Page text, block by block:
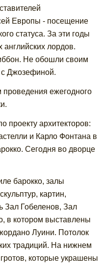
Европы - посещение
статуса. За эти годы
английских лордов.
Не обошли своим
Джозефиной.
ежегодного
проекту архитекторов:
и Карло Фонтана в
Сегодня во дворце
барокко, залы
картин,
Зал Гобеленов, Зал
в котором выставлены
Луини. Потолок
традиций. На нижнем
которые украшены